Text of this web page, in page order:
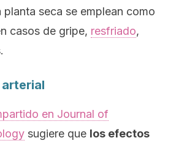
planta seca se emplean como
casos de gripe, resfriado,
en Journal of
sugiere que los efectos